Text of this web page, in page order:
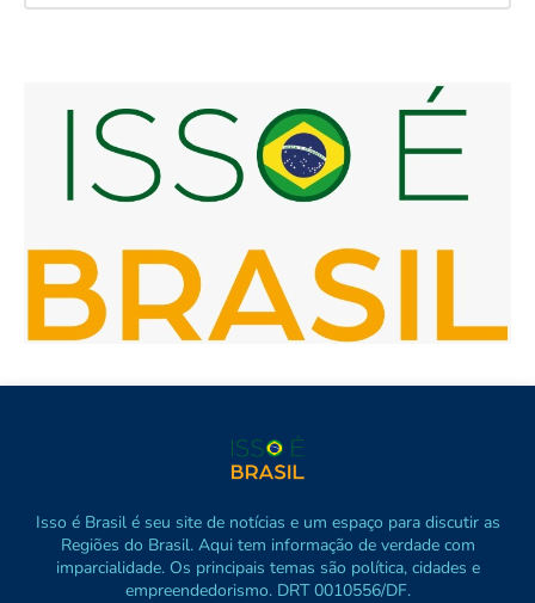
Isso é Brasil é seu site de notícias e um espaço para discutir as
Regiões do Brasil. Aqui tem informação de verdade com
imparcialidade. Os principais temas são política, cidades e
empreendedorismo. DRT 0010556/DF.